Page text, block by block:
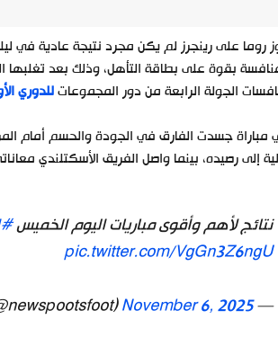
روما على رينجرز لم يكن مجرد نتيجة عادية في
بقوة على بطاقة التأهل، وذلك بعد
الجولة الرابعة من دور المجموعاتللدوري
مباراة جسدت الفارق في الجودة والحسم أمام
إلى رصيده، بينما واصل الفريق الأسكتلندي
نتائج لأهم وأقوى مباريات اليوم الخميس
pic.twitter.com/VgGn3Z6ngU
— Newspoots (@newspootsfoot)
November 6, 2025